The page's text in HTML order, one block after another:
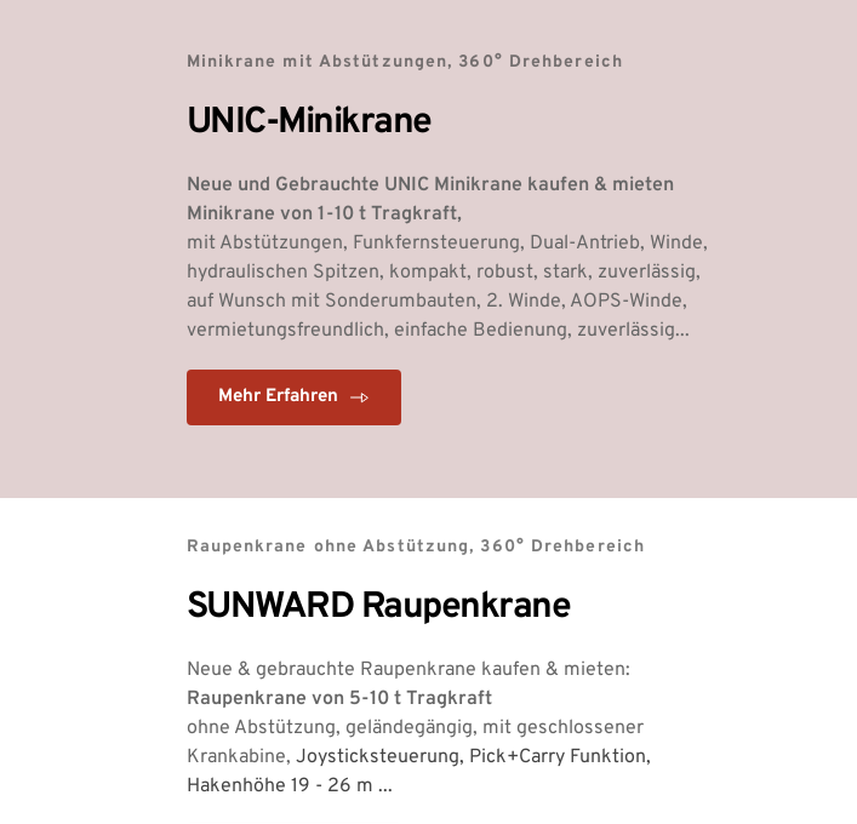
Minikrane mit Abstützungen, 360° Drehbereich
UNIC-Minikrane
Neue und Gebrauchte UNIC Minikrane kaufen & mieten
Minikrane von 1-10 t Tragkraft,
mit Abstützungen, Funkfernsteuerung, Dual-Antrieb, Winde,
hydraulischen Spitzen, kompakt, robust, stark, zuverlässig,
auf Wunsch mit Sonderumbauten, 2. Winde, AOPS-Winde,
vermietungsfreundlich, einfache Bedienung, zuverlässig...
Mehr Erfahren
Raupenkrane ohne Abstützung, 360° Drehbereich
SUNWARD Raupenkrane
Neue & gebrauchte Raupenkrane kaufen & mieten:
Raupenkrane von 5-10 t Tragkraft
ohne Abstützung, geländegängig, mit geschlossener
Krankabine, Joysticksteuerung, Pick+Carry Funktion,
Hakenhöhe 19 - 26 m ...